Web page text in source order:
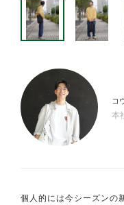
コ
本
個人的には今シーズンの